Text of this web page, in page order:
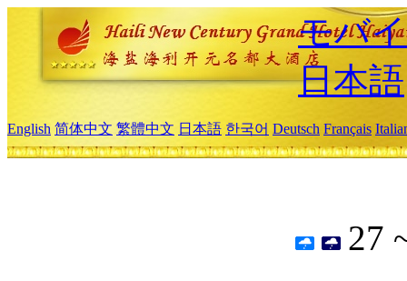
モバ
日本語
English 简体中文 繁體中文 日本語 한국어 Deutsch Français
27